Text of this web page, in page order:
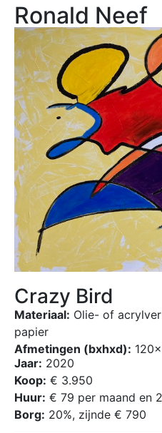
Ronald Neef
Crazy Bird
Materiaal: Olie- of
papier
Afmetingen (bxhxd):
Jaar: 2020
Koop: € 3.950
Huur: € 79 per maand en
Borg: 20%, zijnde € 790